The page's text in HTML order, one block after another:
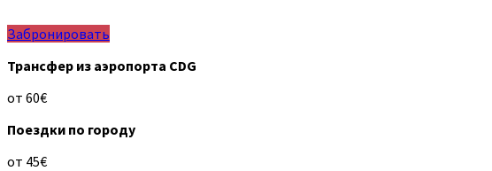
Забронировать
Трансфер из аэропорта CDG
от 60€
Поездки по городу
от 45€